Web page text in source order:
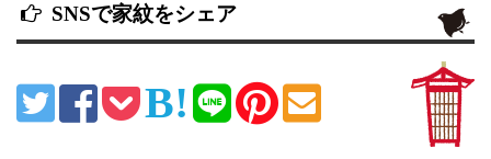
SNSで家紋をシェア